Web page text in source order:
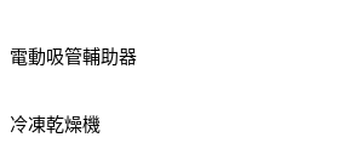
電動吸管輔助器
冷凍乾燥機